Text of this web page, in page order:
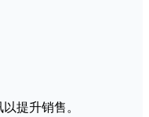
提升销售。